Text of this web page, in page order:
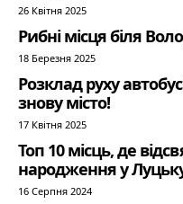
26 Квітня 2025
Рибні місця біля
18 Березня 2025
Розклад руху
знову місто!
17 Квітня 2025
Топ 10 місць, де
народження у
16 Серпня 2024